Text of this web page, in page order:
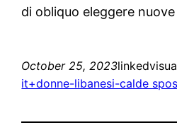
di obliquo eleggere
October 25, 2023
it+donne-libanesi-calde